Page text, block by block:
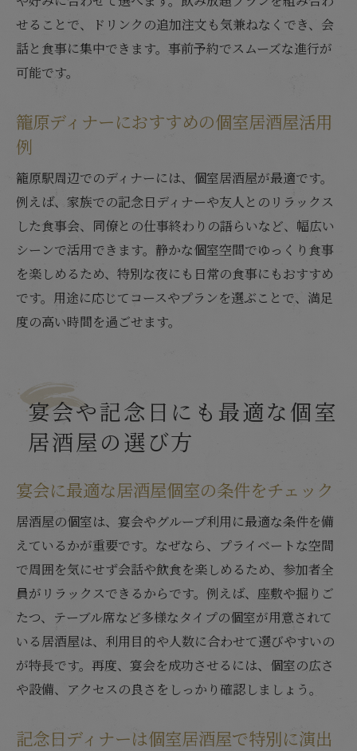
せることで、ドリンクの追加注文も気兼ねなくでき、会
話と食事に集中できます。事前予約でスムーズな進行が
可能です。
籠原ディナーにおすすめの個室居酒屋活用
例
籠原駅周辺でのディナーには、個室居酒屋が最適です。
例えば、家族での記念日ディナーや友人とのリラックス
した食事会、同僚との仕事終わりの語らいなど、幅広い
シーンで活用できます。静かな個室空間でゆっくり食事
を楽しめるため、特別な夜にも日常の食事にもおすすめ
です。用途に応じてコースやプランを選ぶことで、満足
度の高い時間を過ごせます。
宴会や記念日にも最適な個室
居酒屋の選び方
宴会に最適な居酒屋個室の条件をチェック
居酒屋の個室は、宴会やグループ利用に最適な条件を備
えているかが重要です。なぜなら、プライベートな空間
で周囲を気にせず会話や飲食を楽しめるため、参加者全
員がリラックスできるからです。例えば、座敷や掘りご
たつ、テーブル席など多様なタイプの個室が用意されて
いる居酒屋は、利用目的や人数に合わせて選びやすいの
が特長です。再度、宴会を成功させるには、個室の広さ
や設備、アクセスの良さをしっかり確認しましょう。
記念日ディナーは個室居酒屋で特別に演出